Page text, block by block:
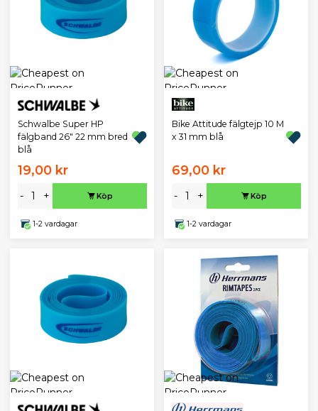
Schwalbe Super HP
fälgband 26" 22 mm bred
blå
19,00 kr
- + Köp
1-2 vardagar
Bike Attitude fälgtejp 10 M
x 31 mm blå
69,00 kr
- + Köp
1-2 vardagar